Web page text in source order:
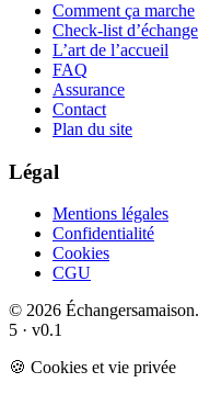
Comment ça marche
Check-list d’échange
L’art de l’accueil
FAQ
Assurance
Contact
Plan du site
Légal
Mentions légales
Confidentialité
Cookies
CGU
© 2026
5 · v0.1
🍪 Cookies et vie privée